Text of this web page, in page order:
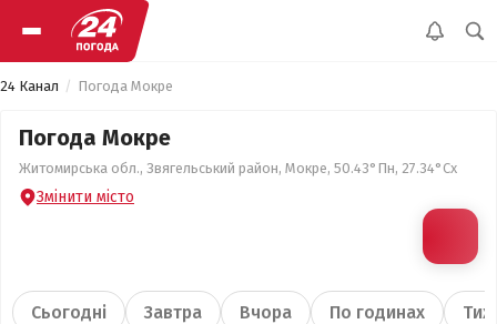
24 Канал Погода Мокре
Погода Мокре
Житомирська обл., Звягельський район, Мокре, 50.43°Пн, 27.34°Сх
Змінити місто
Сьогодні Завтра Вчора По годинах